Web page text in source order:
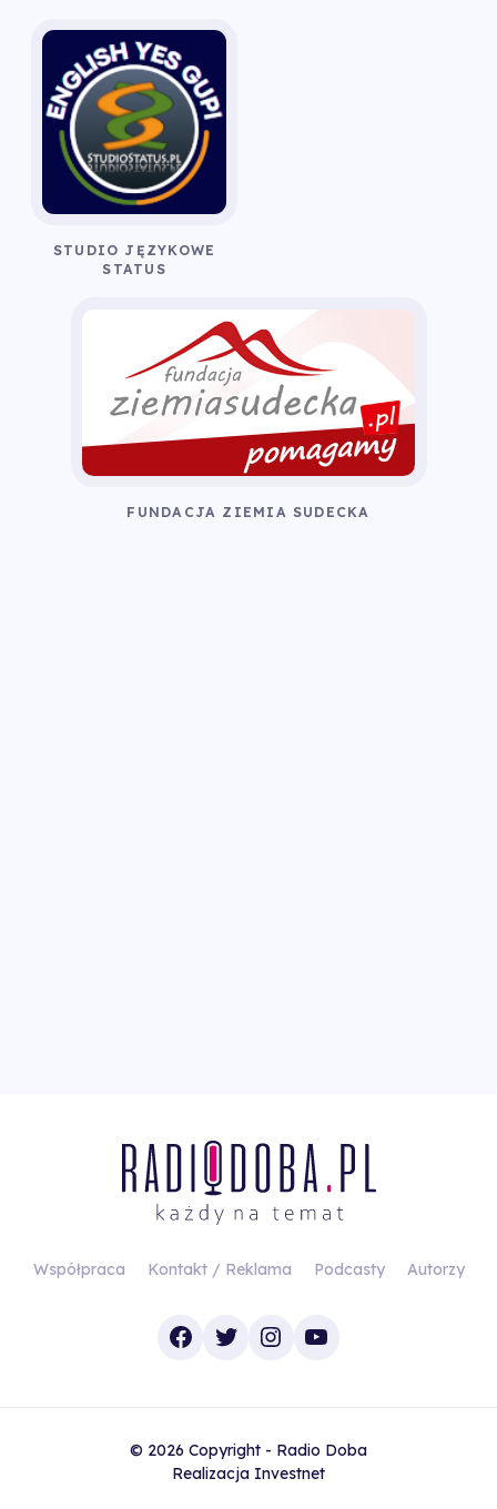
STUDIO JĘZYKOWE
STATUS
FUNDACJA ZIEMIA SUDECKA
Współpraca Kontakt / Reklama Podcasty Autorzy
Facebook
TwitterInstagram
YouTube
© 2026 Copyright - Radio Doba
Realizacja Investnet